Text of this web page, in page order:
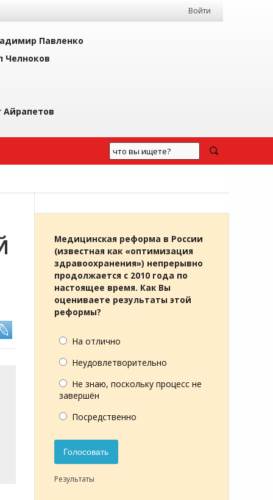
Войти
Павленко
Челноков
Айрапетов
Медицинская реформа в России
(известная как «оптимизация
здравоохранения») непрерывно
продолжается с 2010 года по
настоящее время. Как Вы
оцениваете результаты этой
реформы?
На отлично
Неудовлетворительно
Не знаю, поскольку процесс не
завершён
Посредственно
Голосовать
Результаты